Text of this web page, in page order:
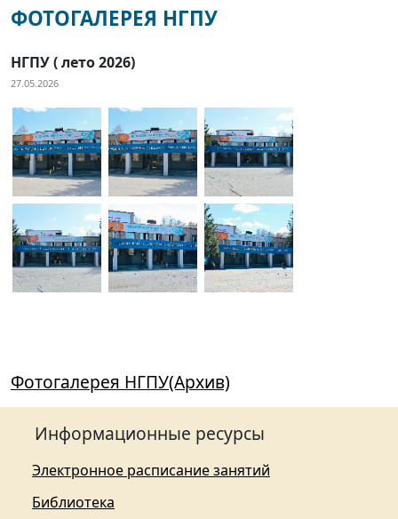
ФОТОГАЛЕРЕЯ НГПУ
НГПУ ( лето 2026)
27.05.2026
Фотогалерея НГПУ(Архив)
Информационные ресурсы
Электронное расписание занятий
Библиотека